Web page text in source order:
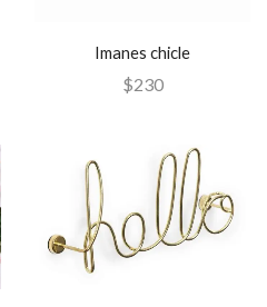
Imanes chicle
$230